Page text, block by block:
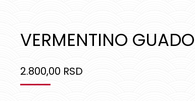
VERMENTINO
2.800,00 RSD